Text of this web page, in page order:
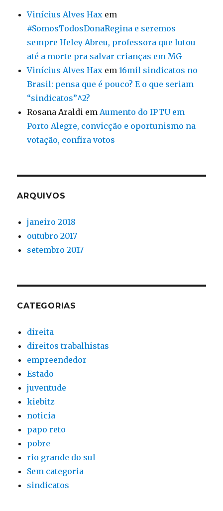
Vinícius Alves Hax em
#SomosTodosDonaRegina e seremos
sempre Heley Abreu, professora que lutou
até a morte pra salvar crianças em MG
Vinícius Alves Hax em16mil sindicatos no
Brasil: pensa que é pouco? E o que seriam
“sindicatos”^2?
Rosana Araldi emAumento do IPTU em
Porto Alegre, convicção e oportunismo na
votação, confira votos
ARQUIVOS
janeiro 2018
outubro 2017
setembro 2017
CATEGORIAS
direita
direitos trabalhistas
empreendedor
Estado
juventude
kiebitz
noticia
papo reto
pobre
rio grande do sul
Sem categoria
sindicatos